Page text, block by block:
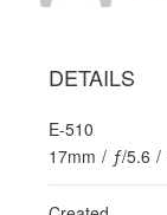
DETAILS
E-510
17mm / ƒ/5.6 /